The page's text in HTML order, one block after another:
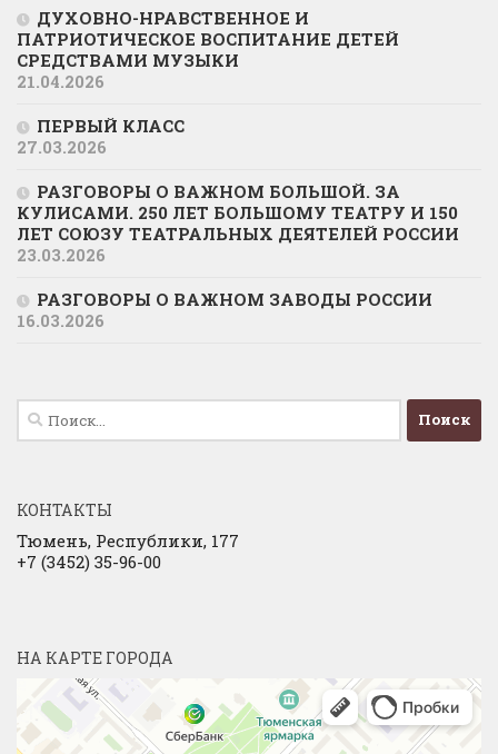
ДУХОВНО-НРАВСТВЕННОЕ И
ПАТРИОТИЧЕСКОЕ ВОСПИТАНИЕ ДЕТЕЙ
СРЕДСТВАМИ МУЗЫКИ
21.04.2026
ПЕРВЫЙ КЛАСС
27.03.2026
РАЗГОВОРЫ О ВАЖНОМ БОЛЬШОЙ. ЗА
КУЛИСАМИ. 250 ЛЕТ БОЛЬШОМУ ТЕАТРУ И 150
ЛЕТ СОЮЗУ ТЕАТРАЛЬНЫХ ДЕЯТЕЛЕЙ РОССИИ
23.03.2026
РАЗГОВОРЫ О ВАЖНОМ ЗАВОДЫ РОССИИ
16.03.2026
Найти:
КОНТАКТЫ
Тюмень, Республики, 177
+7 (3452) 35-96-00
НА КАРТЕ ГОРОДА